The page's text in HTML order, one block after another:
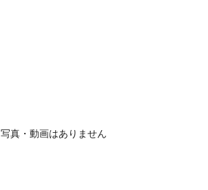
写真・動画はありません